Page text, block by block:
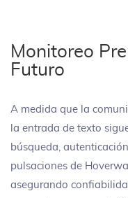
Monitoreo
Futuro
A medida que la
la entrada de texto
búsqueda,
pulsaciones de
asegurando